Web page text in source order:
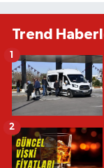
Trend
1
2